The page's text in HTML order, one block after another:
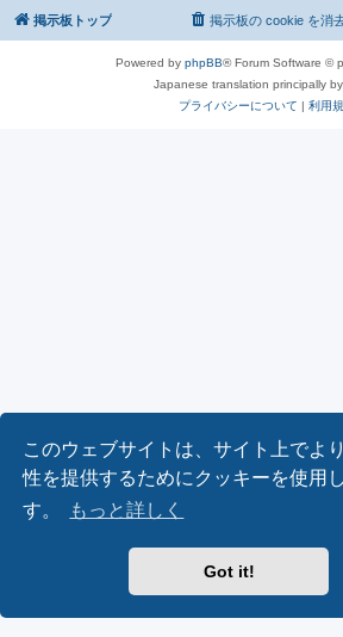
このウェブサイトは、サイト上でよ
性を提供するためにクッキーを使用
す。
もっと詳しく
Got it!
掲示板トップ 掲示板の cookie を消
Powered by phpBB® Forum Software ©
Japanese translation principally
プライバシーについて | 利用